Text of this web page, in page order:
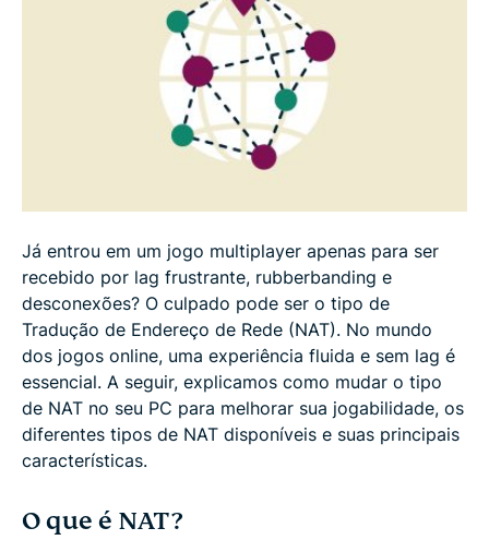
Por que você deveria mudar o tipo de NAT?
É seguro mudar o tipo de NAT?
Quais são os problemas dos diferentes tipos de
Usar uma VPN no PC é melhor do que mudar o
tipo de NAT
Perguntas frequentes: Mudança do tipo de NAT no
PC
Já entrou em um jogo multiplayer apenas para ser
recebido por lag frustrante, rubberbanding e
desconexões? O culpado pode ser o tipo de
Tradução de Endereço de Rede (NAT). No mundo
dos jogos online, uma experiência fluida e sem lag é
essencial. A seguir, explicamos como mudar o tipo
de NAT no seu PC para melhorar sua jogabilidade, os
diferentes tipos de NAT disponíveis e suas principais
características.
O que é NAT?